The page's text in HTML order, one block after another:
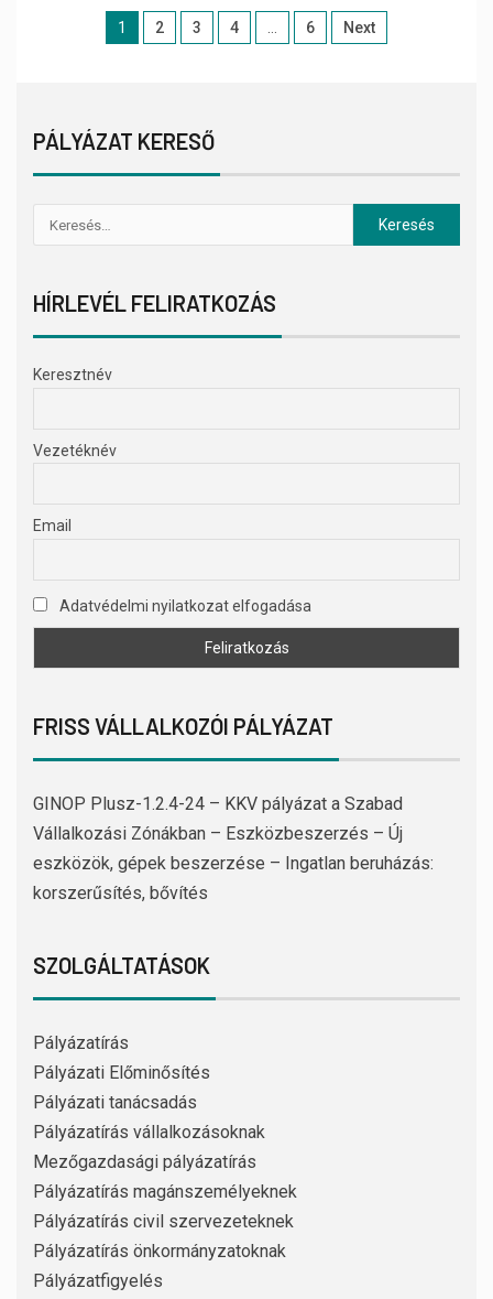
1 2 3 4 6 Next
PÁLYÁZAT KERESŐ
HÍRLEVÉL FELIRATKOZÁS
Keresztnév
Vezetéknév
Email
Adatvédelmi nyilatkozat elfogadása
FRISS VÁLLALKOZÓI PÁLYÁZAT
GINOP Plusz-1.2.4-24 – KKV pályázat a Szabad
Vállalkozási Zónákban – Eszközbeszerzés – Új
eszközök, gépek beszerzése – Ingatlan beruházás:
korszerűsítés, bővítés
SZOLGÁLTATÁSOK
Pályázatírás
Pályázati Előminősítés
Pályázati tanácsadás
Pályázatírás vállalkozásoknak
Mezőgazdasági pályázatírás
Pályázatírás magánszemélyeknek
Pályázatírás civil szervezeteknek
Pályázatírás önkormányzatoknak
Pályázatfigyelés